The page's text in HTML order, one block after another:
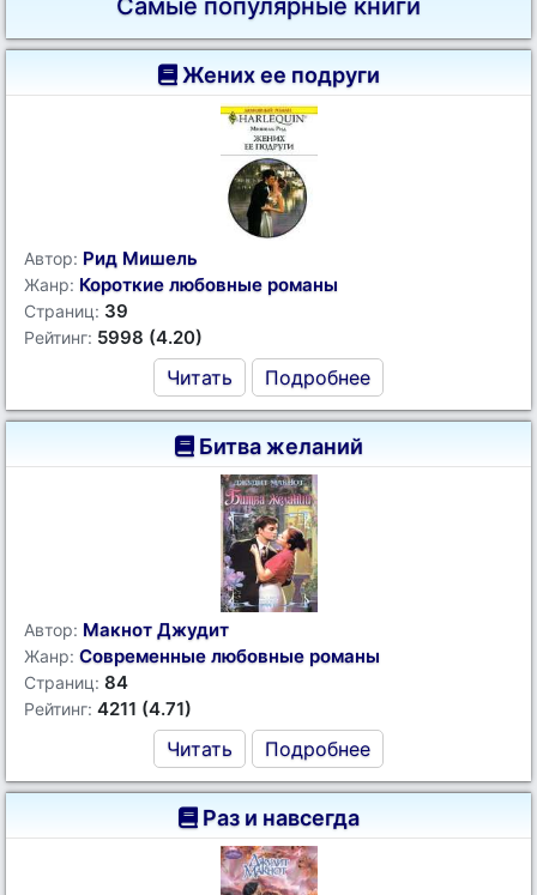
Самые популярные книги
Жених ее подруги
Автор: Рид Мишель
Жанр: Короткие любовные романы
Страниц: 39
Рейтинг: 5998 (4.20)
Читать Подробнее
Битва желаний
Автор: Макнот Джудит
Жанр: Современные любовные романы
Страниц: 84
Рейтинг: 4211 (4.71)
Читать Подробнее
Раз и навсегда